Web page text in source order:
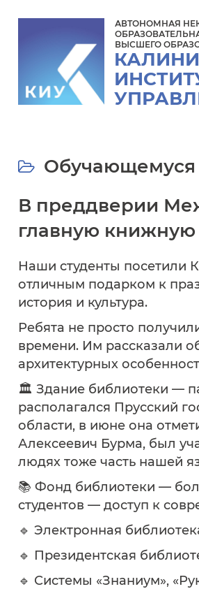
АВТОНОМНАЯ
ВЫСШЕГО
Обучающемуся
В преддверии
главную книжную
Наши студенты посетили
отличным подарком к
история и культура.
Ребята не просто
времени. Им рассказали
архитектурных
🏛 Здание библиотеки —
располагался Прусский
области, в июне она
Алексеевич Бурма, был
людях тоже часть нашей
📚 Фонд библиотеки —
студентов — доступ к
🔹 Электронная
🔹 Президентская
🔹 Системы «Знаниум»,